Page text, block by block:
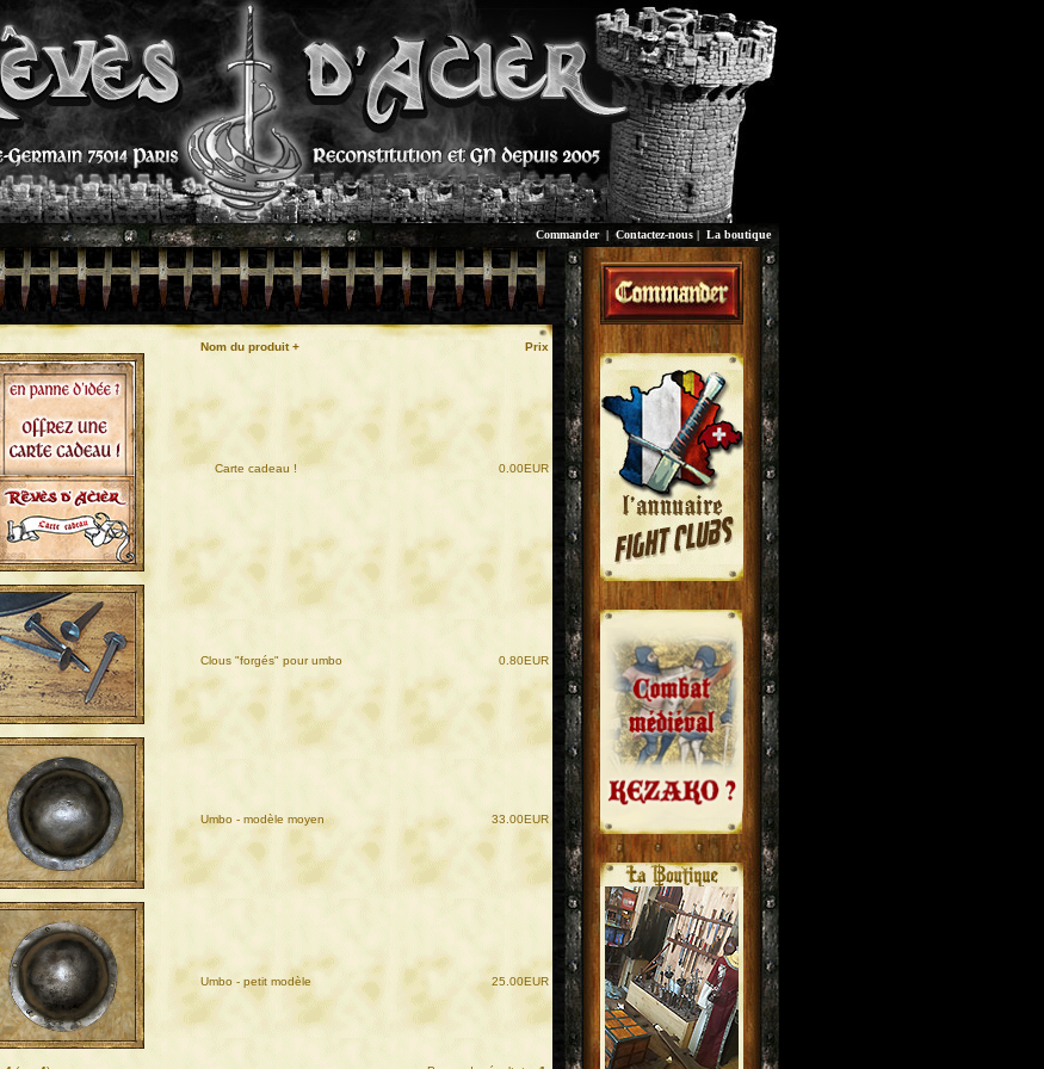
Commander|Contactez-nous | La boutique
Nom du produit + Prix
Carte cadeau ! 0.00EUR
Clous "forgés" pour umbo 0.80EUR
Umbo - modèle moyen 33.00EUR
Umbo - petit modèle 25.00EUR
. .